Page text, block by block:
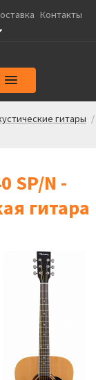
Контакты
гитары /
SP/N -
гитара